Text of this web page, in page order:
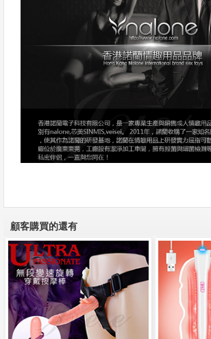
顧客購買的還有